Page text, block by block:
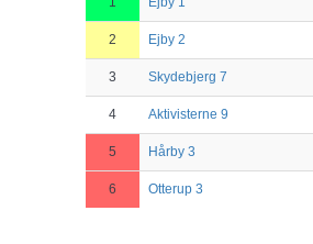
2 Ejby 2
3 Skydebjerg 7
4 Aktivisterne 9
5 Hårby 3
6 Otterup 3